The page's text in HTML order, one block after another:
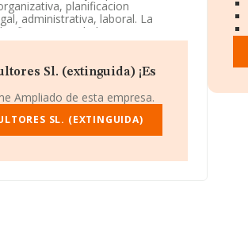
planificacion
administrativa, laboral. La
su actividad CNAE como
en mercados exteriores.
, B88516513, tiene su
53 Esc B Piso 2 D, (28015), en el
empresas pertenecientes al
15.184 millones de euros y el
de Madrid, en la base de datos
Sl. (extinguida) ¡Es
Ampliado de esta empresa.
SL. (EXTINGUIDA)